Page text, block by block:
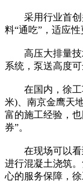
采用行业首创
料“通吃”，适应性
高压大排量技
系统，泵送高度
在国内，徐工
米)、南京金鹰天
富的施工经验，
券”。
在现场可以看
进行混凝土浇筑
心的服务保障，